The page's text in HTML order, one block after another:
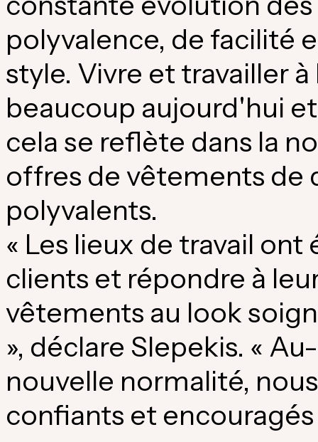
polyvalence, de facilité
style. Vivre et travailler
beaucoup aujourd'hui
cela se reflète dans la
offres de vêtements
polyvalents.
« Les lieux de travail
clients et répondre à
vêtements au look
», déclare Slepekis. «
nouvelle normalité,
confiants et